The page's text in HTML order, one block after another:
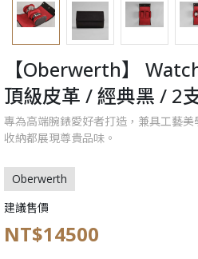
【Oberwerth】
頂級皮革 / 經典黑 / 2支
專為高端腕錶愛好者打造，兼具工藝
收納都展現尊貴品味。
Oberwerth
建議售價
NT$14500